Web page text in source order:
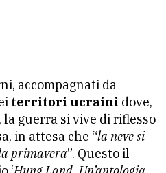
accompagnati da
territori ucraini dove,
guerra si vive di riflesso
in attesa che “la neve si
primavera”. Questo il